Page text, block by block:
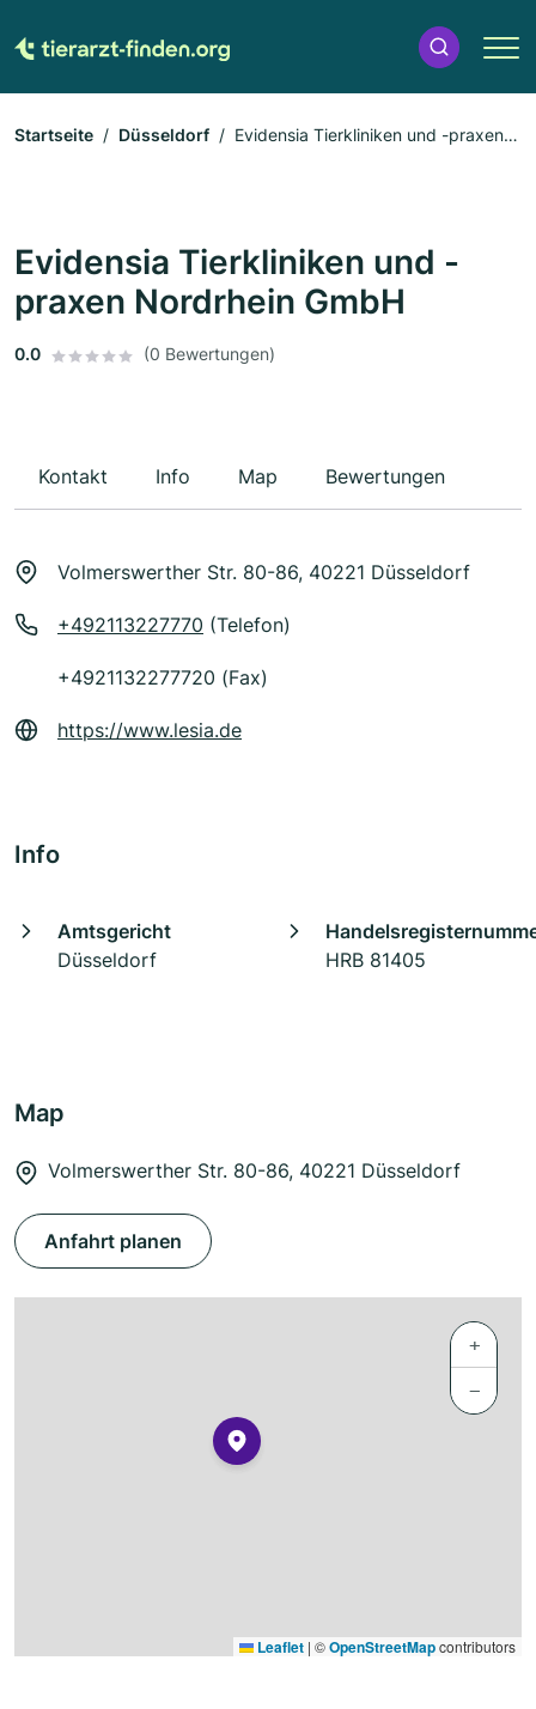
Startseite Düsseldorf
Evidensia Tierkliniken und -praxen
Evidensia Tierkliniken und -
praxen Nordrhein GmbH
0.0 (0 Bewertungen)
Kontakt Info Map Bewertungen
Volmerswerther Str. 80-86, 40221 Düsseldorf
+492113227770 (Telefon)
+4921132277720 (Fax)
https://www.lesia.de
Info
Amtsgericht
Düsseldorf
HRB 81405
Map
Volmerswerther Str. 80-86, 40221 Düsseldorf
Anfahrt planen
+
−
Leaflet | ©OpenStreetMapcontributors